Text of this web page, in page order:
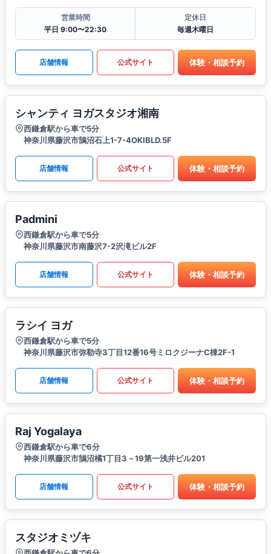
営業時間
平日 9:00〜22:30
定休日
毎週木曜日
店舗情報 公式サイト 体験・相談予約
シャンティ ヨガスタジオ湘南
西鎌倉駅から車で5分
神奈川県藤沢市鵠沼石上1-7-4OKIBLD.5F
店舗情報 公式サイト 体験・相談予約
Padmini
西鎌倉駅から車で5分
神奈川県藤沢市南藤沢7-2沢滝ビル2F
店舗情報 公式サイト 体験・相談予約
ラシイ ヨガ
西鎌倉駅から車で5分
神奈川県藤沢市弥勒寺3丁目12番16号ミロクジーナC棟2F-1
店舗情報 公式サイト 体験・相談予約
Raj Yogalaya
西鎌倉駅から車で6分
神奈川県藤沢市鵠沼橘1丁目3－19第一浅井ビル201
店舗情報 公式サイト 体験・相談予約
スタジオミヅキ